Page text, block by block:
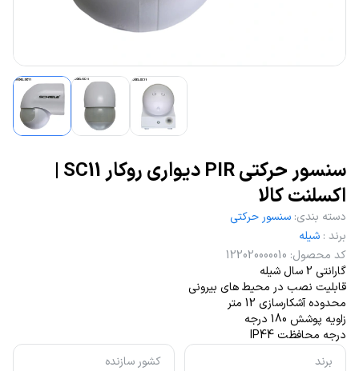
سنسور حرکتی PIR دیواری روکار SC11 |
اکسلنت کالا
برند
کشور سازنده
دسته بندی: سنسور حرکتی
برند : شیله
کد محصول:
122020000010
گارانتی 2 سال شیله
قابلیت نصب در محیط های بیرونی
محدوده آشکارسازی 12 متر
زاویه پوشش 180 درجه
درجه محافظت IP44